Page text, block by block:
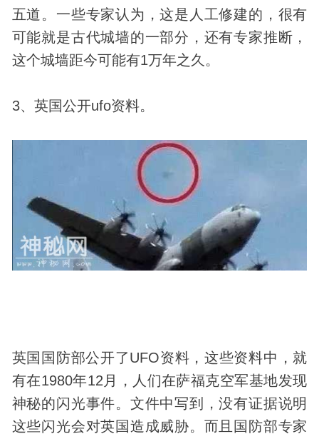
五道。一些专家认为，这是人工修建的，很有
可能就是古代城墙的一部分，还有专家推断，
这个城墙距今可能有1万年之久。
3、英国公开ufo资料。
英国国防部公开了UFO资料，这些资料中，就
有在1980年12月，人们在萨福克空军基地发现
神秘的闪光事件。文件中写到，没有证据说明
这些闪光会对英国造成威胁。而且国防部专家